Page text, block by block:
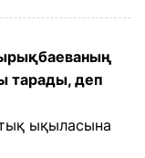
тарады, деп
ықыласына